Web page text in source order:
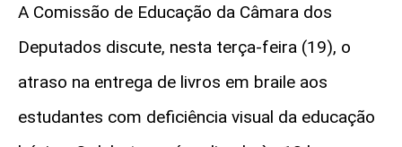
A Comissão de Educação da Câmara dos
Deputados discute, nesta terça-feira (19), o
atraso na entrega de livros em braile aos
estudantes com deficiência visual da educação